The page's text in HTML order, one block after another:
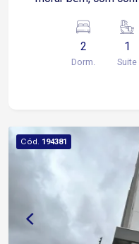
pra você. São 53,63 m² muito bem distribuídos,
com uma planta
cozinha e uma
gourmet integrada 1
disso, o condomínio
completa pra sua rotina: Piscina
de jogos Salão de
que trazem mais
em uma região
fácil acesso aos
2
Dorm.
1
Suite
Cód. 194381